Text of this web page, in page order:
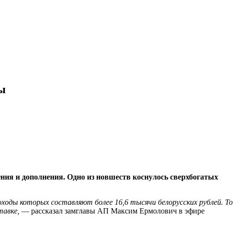
и дополнения. Одно из новшеств коснулось сверхбогатых
которых составляют более 16,6 тысячи белорусских рублей. То
— рассказал замглавы АП Максим Ермолович в эфире